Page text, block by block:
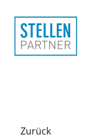
Zurück